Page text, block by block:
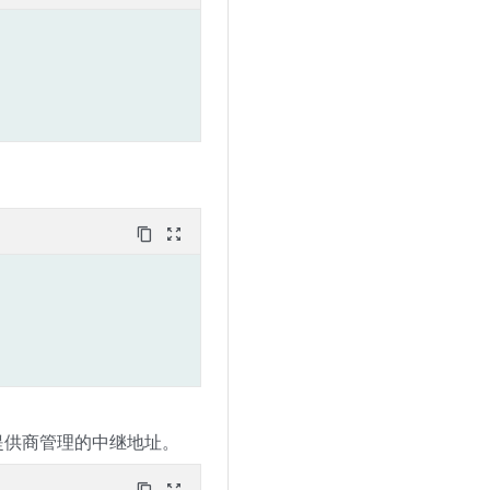
content_copy zoom_out_map
商管理的中继地址。